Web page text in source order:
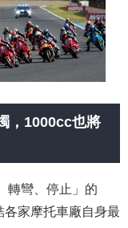
，1000cc也將
轉彎、停止」的
家摩托車廠自身最